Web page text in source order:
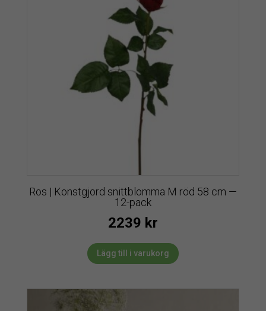
Ros | Konstgjord snittblomma M röd 58 cm —
12-pack
2239 kr
Lägg till i varukorg